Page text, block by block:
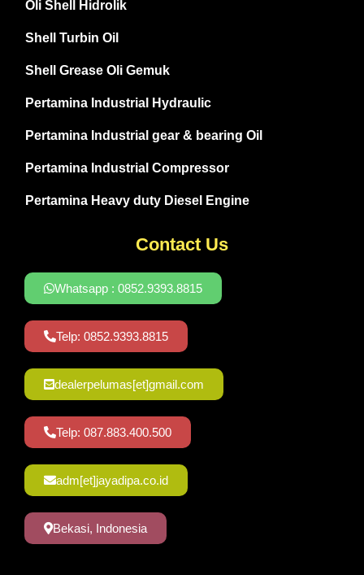
Oli Shell Hidrolik
Shell Turbin Oil
Shell Grease Oli Gemuk
Pertamina Industrial Hydraulic
Pertamina Industrial gear & bearing Oil
Pertamina Industrial Compressor
Pertamina Heavy duty Diesel Engine
Contact Us
Whatsapp : 0852.9393.8815
Telp: 0852.9393.8815
dealerpelumas[et]gmail.com
Telp: 087.883.400.500
adm[et]jayadipa.co.id
Bekasi, Indonesia